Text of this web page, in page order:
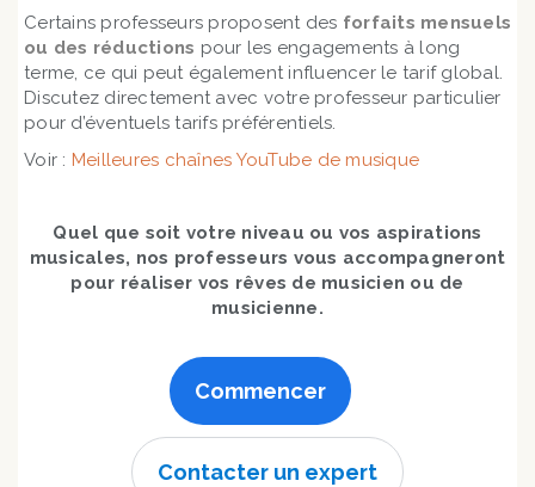
Certains professeurs proposent des forfaits mensuels
ou des réductions pour les engagements à long
terme, ce qui peut également influencer le tarif global.
Discutez directement avec votre professeur particulier
pour d’éventuels tarifs préférentiels.
Voir : Meilleures chaînes YouTube de musique
Quel que soit votre niveau ou vos aspirations
musicales, nos professeurs vous accompagneront
pour réaliser vos rêves de musicien ou de
musicienne.
Commencer
Contacter un expert